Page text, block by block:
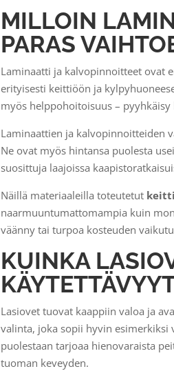
MILLOIN
PARAS
Laminaatti ja kalvopinnoitteet ovat
erityisesti keittiöön ja
myös helppohoitoisuus –
Laminaattien ja kalvopinnoitteiden
Ne ovat myös hintansa puolesta
suosittuja laajoissa
Näillä materiaaleilla toteutetut
naarmuuntumattomampia kuin
väänny tai turpoa kosteuden
KUINKA
Lasiovet tuovat kaappiin valoa ja
valinta, joka sopii hyvin
puolestaan tarjoaa hienovaraista
tuoman keveyden.